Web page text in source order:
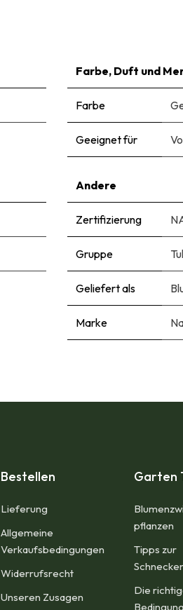
Farbe, Duft und
Farbe
Geeignet für
Andere
Zertifizierung
Gruppe
Geliefert als
Marke
Bestellen
Lieferung
Allgemeine
Verkaufsbedingungen​
Widerrufsrecht
Unseren Zusagen
Garten
pflanzen
Tipps zur
Die